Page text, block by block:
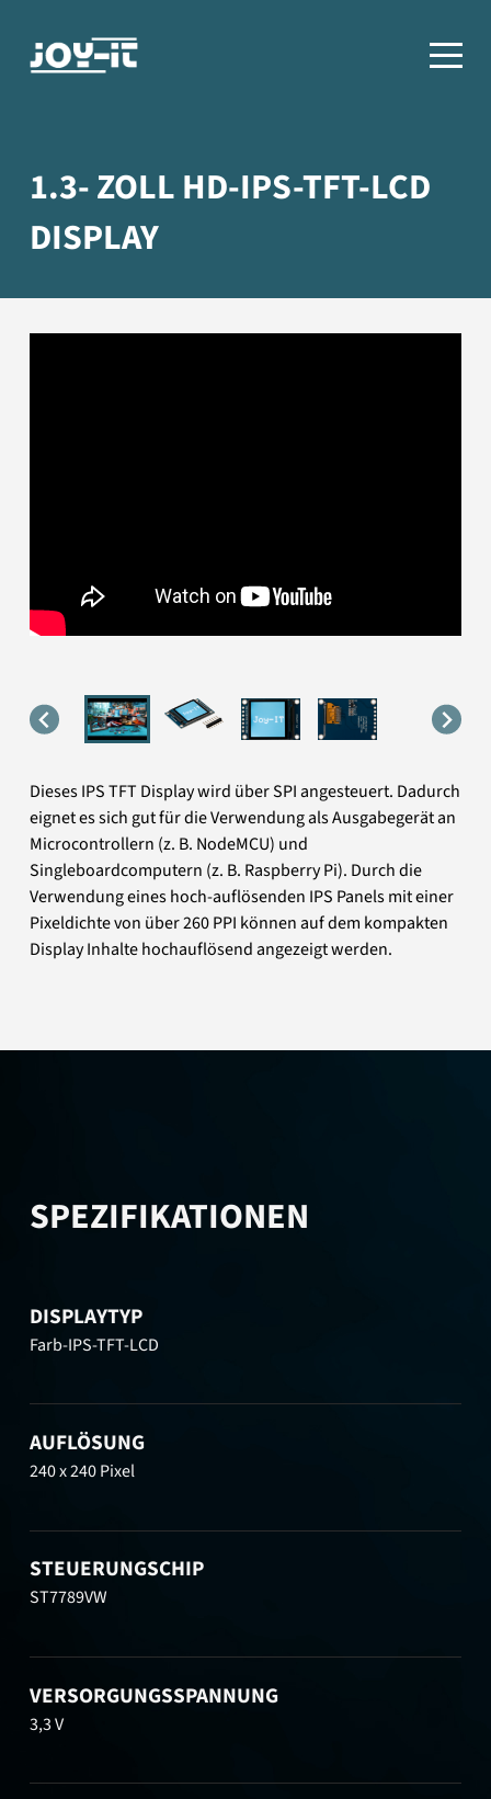
1.3- ZOLL HD-IPS-TFT-LCD
DISPLAY
Dieses IPS TFT Display wird über SPI angesteuert. Dadurch
eignet es sich gut für die Verwendung als Ausgabegerät an
Microcontrollern (z. B. NodeMCU) und
Singleboardcomputern (z. B. Raspberry Pi). Durch die
Verwendung eines hoch-auflösenden IPS Panels mit einer
Pixeldichte von über 260 PPI können auf dem kompakten
Display Inhalte hochauflösend angezeigt werden.
SPEZIFIKATIONEN
DISPLAYTYP
Farb-IPS-TFT-LCD
AUFLÖSUNG
240 x 240 Pixel
STEUERUNGSCHIP
ST7789VW
VERSORGUNGSSPANNUNG
3,3 V